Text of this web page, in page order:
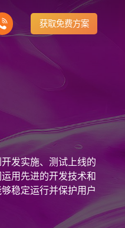
业门户网站
业门户网站平台开发
营销网站
型网站建力企业公信力
解决方案
你的需求
站知识
building knowledge
观点
viewpoint
司团队
们的团队协作精神
获取免费方案
发实施、测试上线的
用先进的开发技术和
稳定运行并保护用户